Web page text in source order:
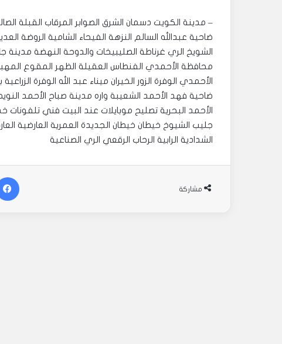
– مدينة الكويت دسمان الشرق الصوابر المرقاب القبلة
ضاحية عبدالله السالم النزهة الفيحاء الشامية الروضة
الشويخ الري غرناطة الصليبيخات والدوحة النهضة مدينة
محافظة الأحمدي الفنطاس العقيلة الظهر المقوع
الأحمدي الوفرة الزور الخيران ميناء عبد الله الوفرة
ضاحية فهد الأحمد الشعيبة واره مدينة صباح الأحمد
الأحمد البحرية تصليح موبايلات عند البيت فني تلفونات
جليب الشيوخ خيطان خيطان الجديدة العمرية العارضية
الشدادية الرابية الرحاب الرقعي الري الصناعية
مشاركة